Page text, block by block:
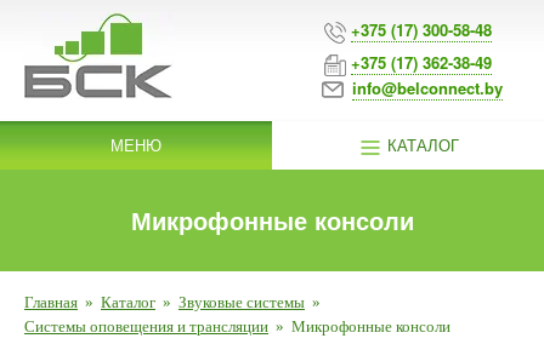
+375 (17) 300-58-48
+375 (17) 362-38-49
info@belconnect.by
МЕНЮ КАТАЛОГ
Микрофонные консоли
Главная » Каталог » Звуковые системы »
Системы оповещения и трансляции » Микрофонные консоли